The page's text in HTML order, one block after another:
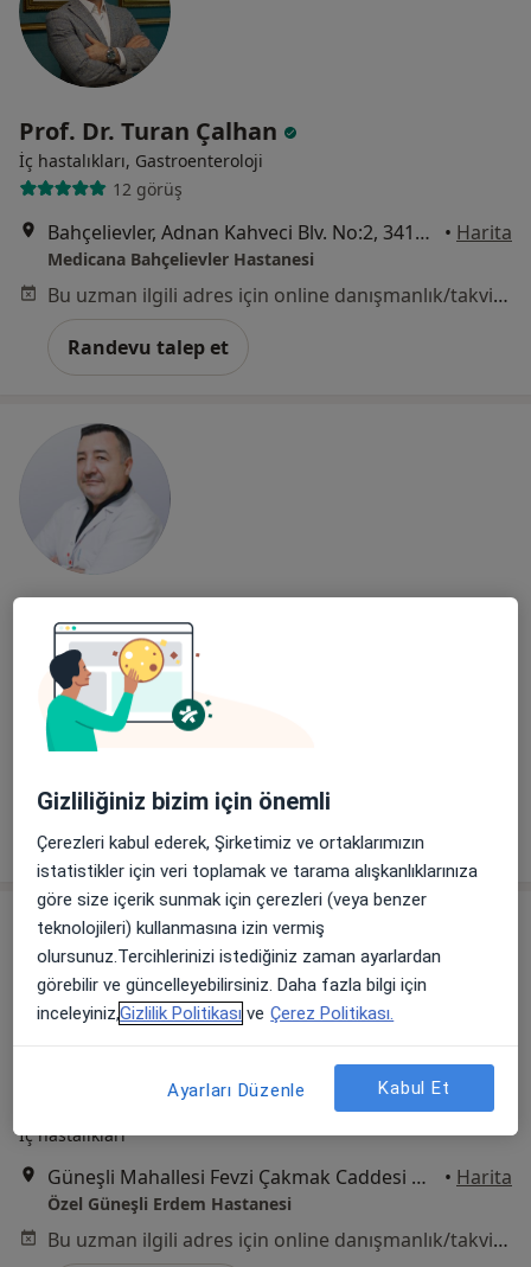
Prof. Dr. Turan Çalhan
İç hastalıkları, Gastroenteroloji
12 görüş
Bahçelievler, Adnan Kahveci Blv. No:2, 34180, İstanbul • Harita
Medicana Bahçelievler Hastanesi
Bu uzman ilgili adres için online danışmanlık/takvim sunmuyor.
Randevu talep et
Dr. Öğr. Üyesi Cengiz Duygulu
İç hastalıkları
3 görüş
Alemdağ Yanyolu Cad. No:36, Üsküdar
Özel Çamlıca Erdem Hastanesi
Randevu talep et
Uzm. Dr. Sinan Boynueğri
İç hastalıkları
Güneşli Mahallesi Fevzi Çakmak Caddesi No:72-74, Bağcılar • Harita
Özel Güneşli Erdem Hastanesi
Bu uzman ilgili adres için online danışmanlık/takvim sunmuyor.
Gizliliğiniz bizim için önemli
Çerezleri kabul ederek, Şirketimiz ve ortaklarımızın
istatistikler için veri toplamak ve tarama alışkanlıklarınıza
göre size içerik sunmak için çerezleri (veya benzer
teknolojileri) kullanmasına izin vermiş
olursunuz.Tercihlerinizi istediğiniz zaman ayarlardan
görebilir ve güncelleyebilirsiniz. Daha fazla bilgi için
inceleyiniz,Gizlilik Politikası ve Çerez Politikası.
Ayarları Düzenle Kabul Et